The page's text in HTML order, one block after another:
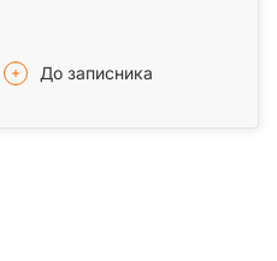
До записника